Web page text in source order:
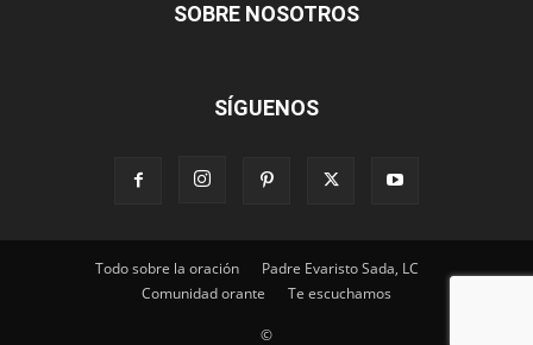
SOBRE NOSOTROS
SÍGUENOS
Todo sobre la oración
Padre Evaristo Sada, LC
Comunidad orante
Te escuchamos
©